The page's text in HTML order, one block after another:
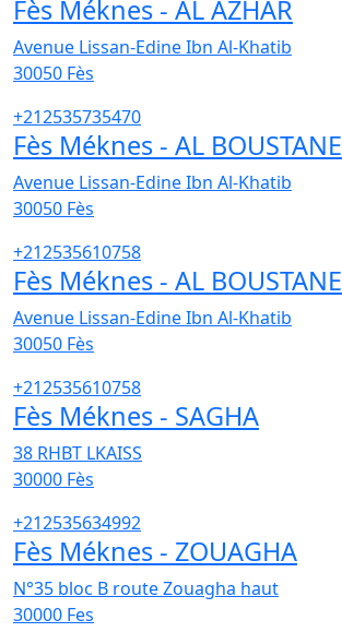
Fès Méknes - AL AZHAR
Avenue Lissan-Edine Ibn Al-Khatib
30050 Fès
+212535735470
Fès Méknes - AL BOUSTANE
Avenue Lissan-Edine Ibn Al-Khatib
30050 Fès
+212535610758
Fès Méknes - AL BOUSTANE
Avenue Lissan-Edine Ibn Al-Khatib
30050 Fès
+212535610758
Fès Méknes - SAGHA
38 RHBT LKAISS
30000 Fès
+212535634992
Fès Méknes - ZOUAGHA
N°35 bloc B route Zouagha haut
30000 Fes